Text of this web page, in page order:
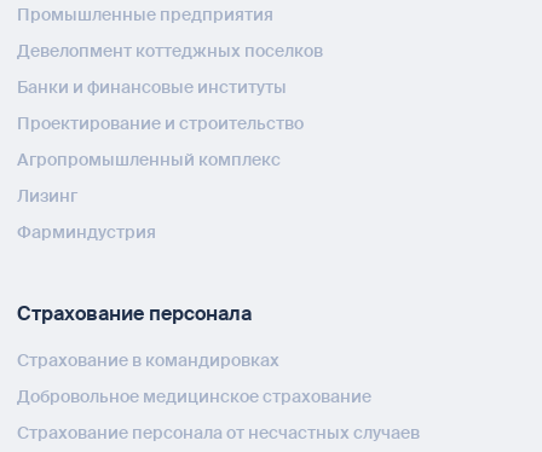
Промышленные предприятия
Девелопмент коттеджных поселков
Банки и финансовые институты
Проектирование и строительство
Агропромышленный комплекс
Лизинг
Фарминдустрия
Страхование персонала
Страхование в командировках
Добровольное медицинское страхование
Страхование персонала от несчастных случаев